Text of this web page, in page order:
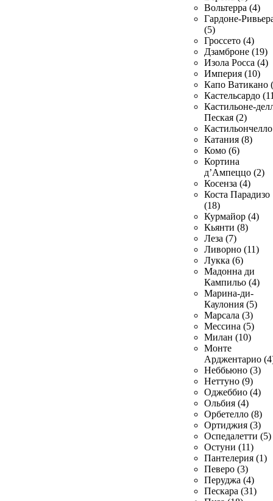
Вольтерра (4)
Гардоне-
(5)
Гроссето (4)
Дзамброне (19)
Изола Росса (4)
Империя (10)
Капо Ватикано
Кастельсардо
Кастильоне-
Пеская (2)
Катания (8)
Комо (6)
Кортина
д’Ампеццо (2)
Косенза (4)
Коста Парадизо
(18)
Курмайор (4)
Кьянти (8)
Леза (7)
Ливорно (11)
Лукка (6)
Мадонна ди
Кампильо (4)
Марина-ди-
Каулония (5)
Марсала (3)
Мессина (5)
Милан (10)
Монте
Арджентарио
Неббьюно (3)
Неттуно (9)
Оджеббио (4)
Ольбия (4)
Орбетелло (8)
Ортиджия (3)
Оспедалетти (5)
Остуни (11)
Пантелерия (1)
Певеро (3)
Перуджа (4)
Пескара (31)